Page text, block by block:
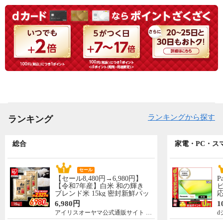
ランキング ランキングから探す
総合
セール
【セール8,480円→6,980円】
【令和7年産】白米 和の輝き
ブレンド米 15kg 密封新鮮パッ
ク 脱酸素剤入り 米 お米 低温
製法米 アイリスオーヤマ [食
品]
6,980円
アイリスオーヤマ公式通販サイト アイリスプラザ
家電・PC・ス
d